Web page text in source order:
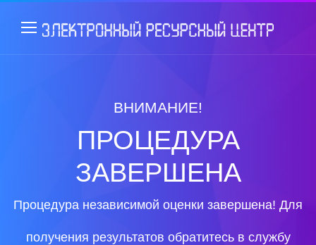
ВНИМАНИЕ!
ПРОЦЕДУРА
ЗАВЕРШЕНА
Процедура независимой оценки завершена! Для
получения результатов обратитесь в службу